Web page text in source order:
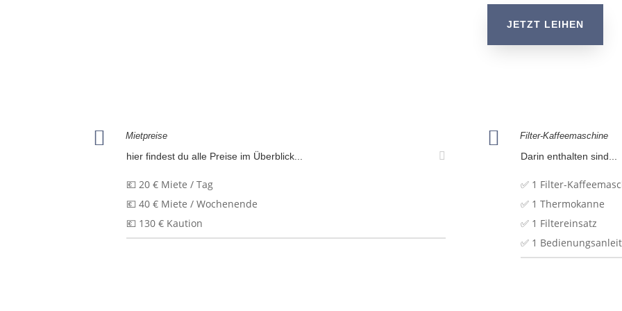
JETZT LEIHEN
 Mietpreise
hier findest du alle Preise im Überblick...
💶 20 € Miete / Tag
💶 40 € Miete / Wochenende
💶 130 € Kaution
 Filter-Kaffeemaschine
Darin enthalten sind...
✅ 1 Filter-
✅ 1 Thermokanne
✅ 1 Filtereinsatz
✅ 1